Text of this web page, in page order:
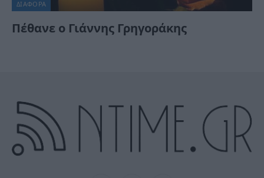
ΔΙΆΦΟΡΑ
Πέθανε ο Γιάννης Γρηγοράκης